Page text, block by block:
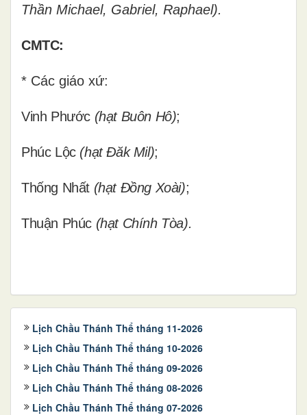
Thần Michael, Gabriel, Raphael).
CMTC:
* Các giáo xứ:
Vinh Phước (hạt Buôn Hô);
Phúc Lộc (hạt Đăk Mil);
Thống Nhất (hạt Đồng Xoài);
Thuận Phúc (hạt Chính Tòa).
Lịch Chầu Thánh Thể tháng 11-2026
Lịch Chầu Thánh Thể tháng 10-2026
Lịch Chầu Thánh Thể tháng 09-2026
Lịch Chầu Thánh Thể tháng 08-2026
Lịch Chầu Thánh Thể tháng 07-2026